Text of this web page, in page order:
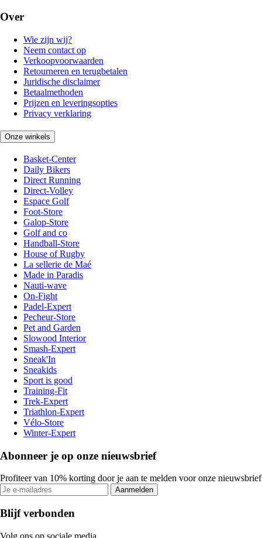
Over
Wie zijn wij?
Neem contact op
Verkoopvoorwaarden
Retourneren en terugbetalen
Juridische disclaimer
Betaalmethoden
Prijzen en leveringsopties
Privacy verklaring
Onze winkels
Basket-Center
Daily Bikers
Direct Running
Direct-Volley
Espace Golf
Foot-Store
Galop-Store
Golf and co
Handball-Store
House of Rugby
La sellerie de Maé
Made in Paradis
Nauti-wave
On-Fight
Padel-Expert
Pecheur-Store
Pet and Garden
Slowood Interior
Smash-Expert
Sneak'In
Sneakids
Sport is good
Training-Fit
Trek-Expert
Triathlon-Expert
Vélo-Store
Winter-Expert
Abonneer je op onze nieuwsbrief
Profiteer van 10% korting door je aan te melden voor onze nieuwsbrief
Aanmelden
Blijf verbonden
Volg ons op sociale media